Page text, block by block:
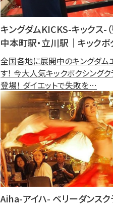
キングダムKICKS-キックス-
中本町駅・立川駅｜キックボ
全国各地に展開中のキングダム
す！ 今大人気キックボクシング
登場！ ダイエットで失敗を…
Aiha-アイハ- ベリーダンスク